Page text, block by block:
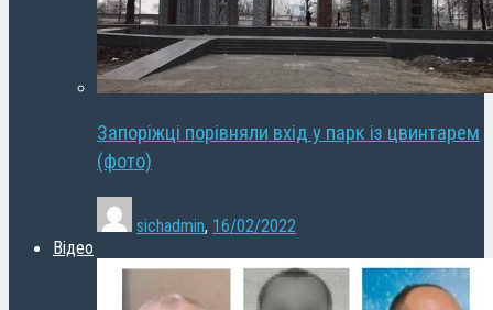
Запоріжці порівняли вхід у парк із цвинтарем
(фото)
sichadmin, 16/02/2022
Відео